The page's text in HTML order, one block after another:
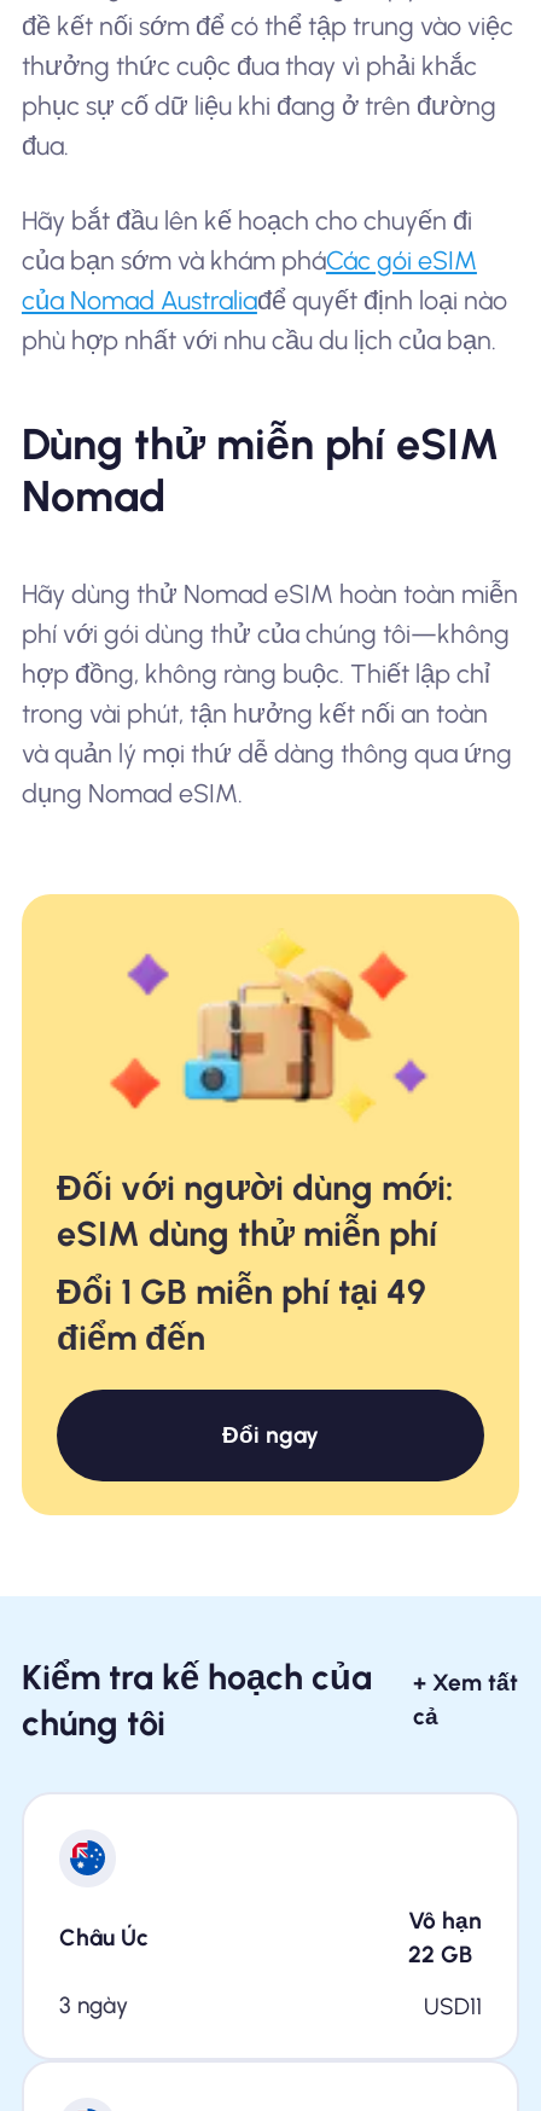
đề kết nối sớm để có thể tập trung vào việc
thưởng thức cuộc đua thay vì phải khắc
phục sự cố dữ liệu khi đang ở trên đường
đua.
Hãy bắt đầu lên kế hoạch cho chuyến đi
của bạn sớm và khám pháCác gói eSIM
của Nomad Australiađể quyết định loại nào
phù hợp nhất với nhu cầu du lịch của bạn.
Dùng thử miễn phí eSIM
Nomad
Hãy dùng thử Nomad eSIM hoàn toàn miễn
phí với gói dùng thử của chúng tôi—không
hợp đồng, không ràng buộc. Thiết lập chỉ
trong vài phút, tận hưởng kết nối an toàn
và quản lý mọi thứ dễ dàng thông qua ứng
dụng Nomad eSIM.
Đối với người dùng mới:
eSIM dùng thử miễn phí
Đổi 1 GB miễn phí tại 49
điểm đến
Đổi ngay
Kiểm tra kế hoạch của
chúng tôi
+ Xem tất
cả
Châu Úc
Vô hạn
22 GB
3 ngày
USD11